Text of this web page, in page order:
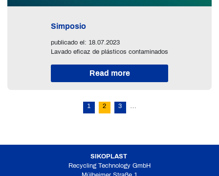
Simposio
publicado el: 18.07.2023
Lavado eficaz de plásticos contaminados
Read more
1 2 3 …
SIKOPLAST
Recycling Technology GmbH